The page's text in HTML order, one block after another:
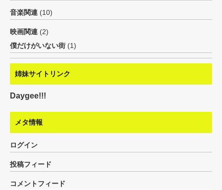
音楽関連 (10)
映画関連 (2)
僕だけがいない街 (1)
姉妹サイトリンク
Daygee!!!
メタ情報
ログイン
投稿フィード
コメントフィード